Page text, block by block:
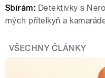
Sbírám: Detektivky s
mých přítelkyň a
VŠECHNY ČLÁNKY